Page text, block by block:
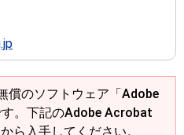
償のソフトウェア「Adobe
。下記のAdobe Acrobat
ら入手してください。